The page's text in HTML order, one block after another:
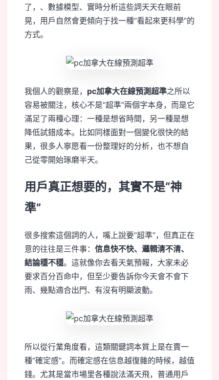
了，、數據模型、實時分析這些詞天天在眼前
晃，用戶自然會更傾向于找一種“看起來更科學”的
方式。
我個人的觀察是， pc加拿大在線預測超準之所以
容易被關注，核心不是“超準”兩個字本身，而是它
滿足了兩種心理：一種是想省時間，另一種是想
降低試錯成本。比如同樣面對一個變化很快的結
果，很多人寧愿看一份整理好的分析，也不想自
己從零開始琢磨半天。
用戶真正想要的，其實不是“神
準”
很多搜索這個詞的人，嘴上說要“超準”，但真正在
意的往往是三件事： 信息快不快、邏輯清不清、
結論穩不穩。這就像你去看天氣預報，大家未必
要求百分百命中，但至少要告訴你今天會不會下
雨、幾點適合出門、有沒有明顯波動。
所以從行業角度看，這類關鍵詞本質上是在賣一
種“確定感”。而確定感在信息越復雜的時候，越值
錢。尤其是當市場里各種說法滿天飛，普通用戶